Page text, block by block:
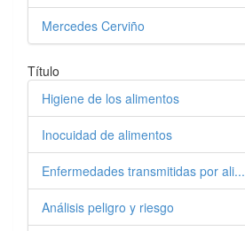
Mercedes Cerviño
Título
Higiene de los alimentos
Inocuidad de alimentos
Enfermedades transmitidas por ali...
Análisis peligro y riesgo